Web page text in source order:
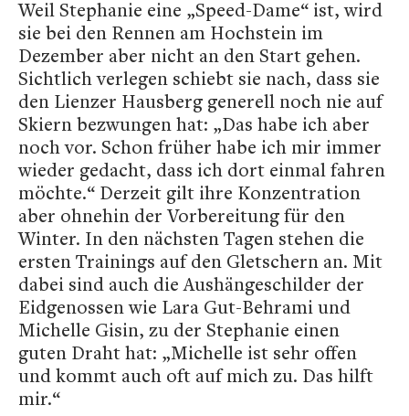
Weil Stephanie eine „Speed-Dame“ ist, wird
sie bei den Rennen am Hochstein im
Dezember aber nicht an den Start gehen.
Sichtlich verlegen schiebt sie nach, dass sie
den Lienzer Hausberg generell noch nie auf
Skiern bezwungen hat: „Das habe ich aber
noch vor. Schon früher habe ich mir immer
wieder gedacht, dass ich dort einmal fahren
möchte.“ Derzeit gilt ihre Konzentration
aber ohnehin der Vorbereitung für den
Winter. In den nächsten Tagen stehen die
ersten Trainings auf den Gletschern an. Mit
dabei sind auch die Aushängeschilder der
Eidgenossen wie Lara Gut-Behrami und
Michelle Gisin, zu der Stephanie einen
guten Draht hat: „Michelle ist sehr offen
und kommt auch oft auf mich zu. Das hilft
mir.“